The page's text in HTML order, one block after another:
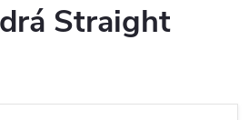
Straight